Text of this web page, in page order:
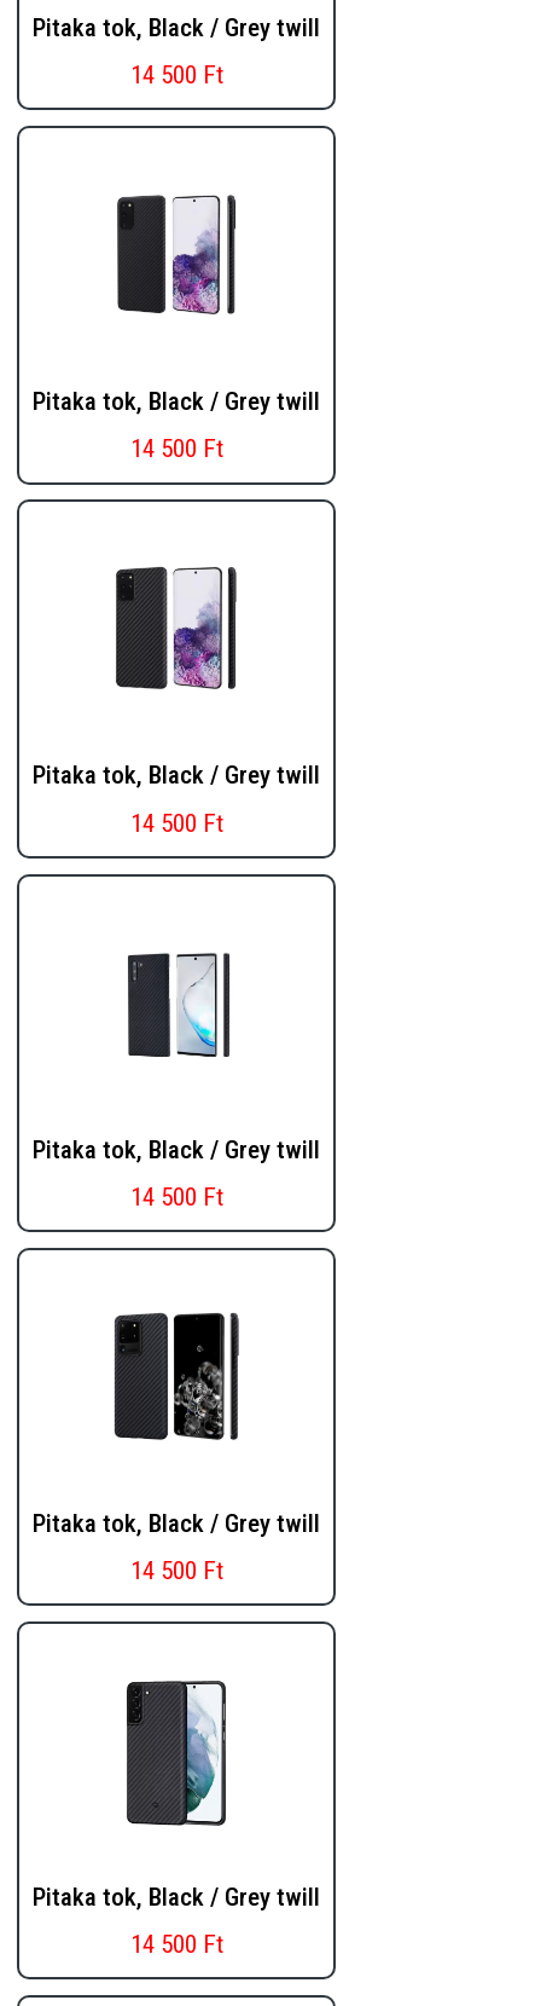
Pitaka tok, Black / Grey twill
14 500 Ft
Pitaka tok, Black / Grey twill
14 500 Ft
Pitaka tok, Black / Grey twill
14 500 Ft
Pitaka tok, Black / Grey twill
14 500 Ft
Pitaka tok, Black / Grey twill
14 500 Ft
Pitaka tok, Black / Grey twill
14 500 Ft